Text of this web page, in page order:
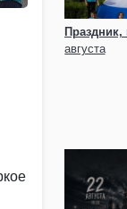
августа